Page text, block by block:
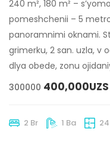
240 m², 180 m² –
pomeshchenii – 5
panoramnimi oknami.
grimerku, 2 san. uzla, v
dlya obede, zonu
300000 400,000UZS
2 Br 1 Ba